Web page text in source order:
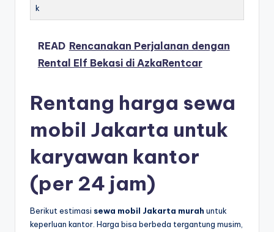
k
READ Rencanakan Perjalanan dengan
Rental Elf Bekasi di AzkaRentcar
Rentang harga sewa
mobil Jakarta untuk
karyawan kantor
(per 24 jam)
Berikut estimasi sewa mobil Jakarta murah untuk
keperluan kantor. Harga bisa berbeda tergantung musim,